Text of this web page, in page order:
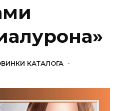
КАТАЛОГА -